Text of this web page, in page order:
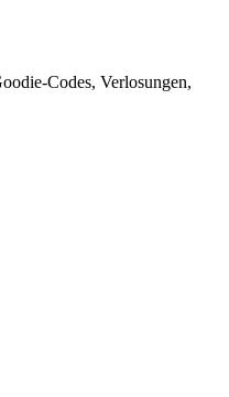
Codes, Verlosungen,